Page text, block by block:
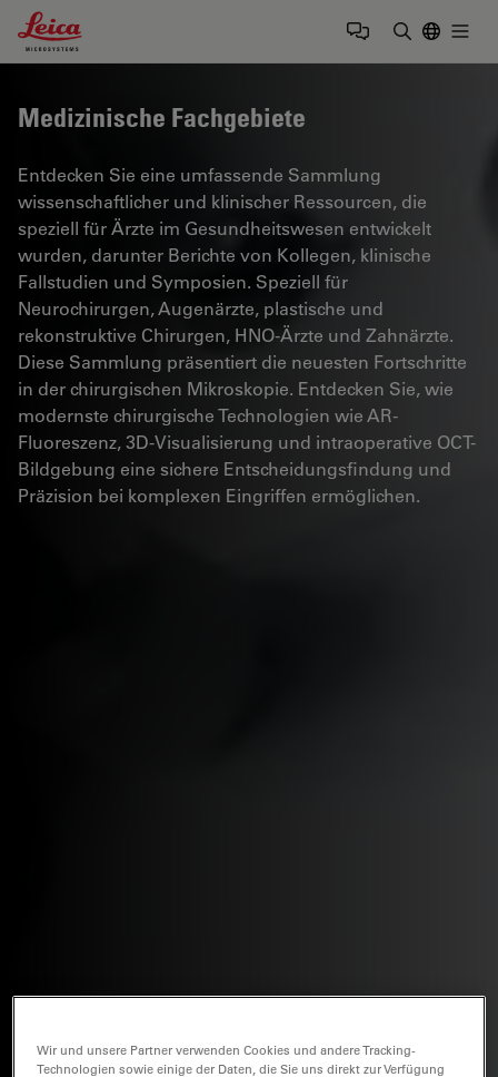
Leica Microsystems Logo
Medizinische Fachgebiete
Entdecken Sie eine umfassende Sammlung
wissenschaftlicher und klinischer Ressourcen, die
speziell für Ärzte im Gesundheitswesen entwickelt
wurden, darunter Berichte von Kollegen, klinische
Fallstudien und Symposien. Speziell für
Neurochirurgen, Augenärzte, plastische und
rekonstruktive Chirurgen, HNO-Ärzte und Zahnärzte.
Diese Sammlung präsentiert die neuesten Fortschritte
in der chirurgischen Mikroskopie. Entdecken Sie, wie
modernste chirurgische Technologien wie AR-
Fluoreszenz, 3D-Visualisierung und intraoperative OCT-
Bildgebung eine sichere Entscheidungsfindung und
Präzision bei komplexen Eingriffen ermöglichen.
Wir und unsere Partner verwenden Cookies und andere Tracking-
Technologien sowie einige der Daten, die Sie uns direkt zur Verfügung